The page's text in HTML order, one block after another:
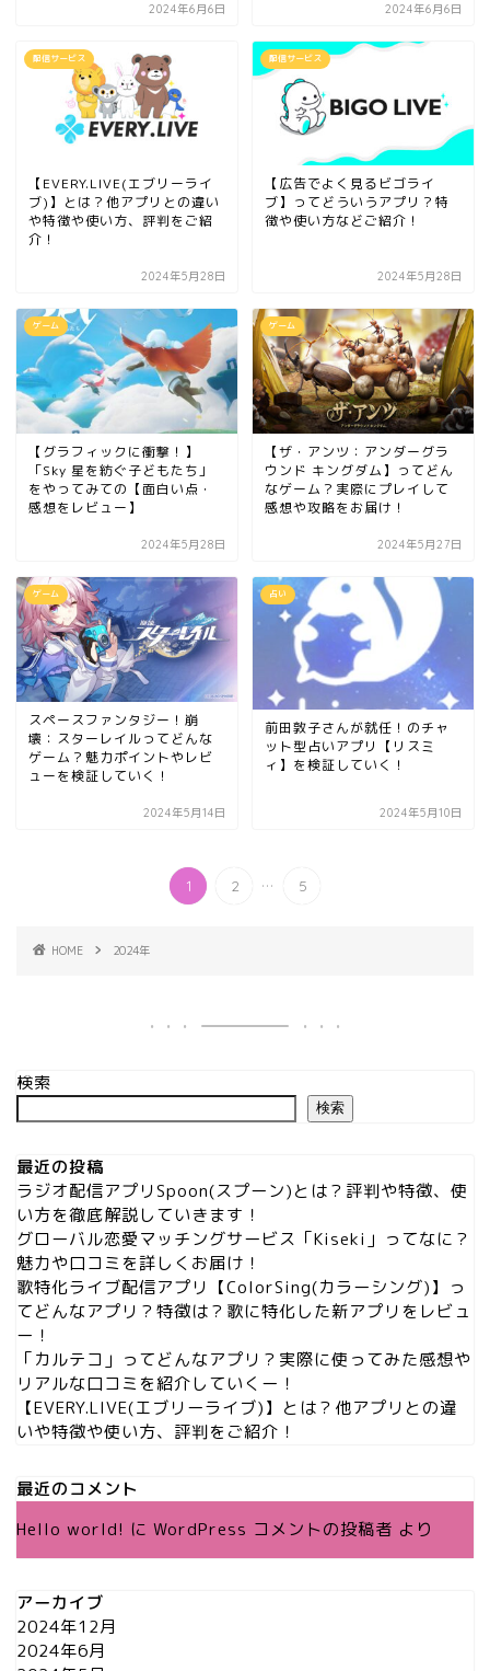
2024年6月6日 2024年6月6日
配信サービス
【EVERY.LIVE(エブリーライ
ブ)】とは？他アプリとの違い
や特徴や使い方、評判をご紹
介！
2024年5月28日
配信サービス
【広告でよく見るビゴライ
ブ】ってどういうアプリ？特
徴や使い方などご紹介！
2024年5月28日
ゲーム
【グラフィックに衝撃！】
「Sky 星を紡ぐ子どもたち」
をやってみての【面白い点・
感想をレビュー】
2024年5月28日
ゲーム
【ザ・アンツ：アンダーグラ
ウンド キングダム】ってどん
なゲーム？実際にプレイして
感想や攻略をお届け！
2024年5月27日
ゲーム
スペースファンタジー！崩
壊：スターレイルってどんな
ゲーム？魅力ポイントやレビ
ューを検証していく！
2024年5月14日
占い
前田敦子さんが就任！のチャ
ット型占いアプリ【リスミ
ィ】を検証していく！
2024年5月10日
1 2 ... 5
HOME 2024年
検索
検索
最近の投稿
ラジオ配信アプリSpoon(スプーン)とは？評判や特徴、使
い方を徹底解説していきます！
グローバル恋愛マッチングサービス「Kiseki」ってなに？
魅力や口コミを詳しくお届け！
歌特化ライブ配信アプリ【ColorSing(カラーシング)】っ
てどんなアプリ？特徴は？歌に特化した新アプリをレビュ
ー！
「カルテコ」ってどんなアプリ？実際に使ってみた感想や
リアルな口コミを紹介していくー！
【EVERY.LIVE(エブリーライブ)】とは？他アプリとの違
いや特徴や使い方、評判をご紹介！
最近のコメント
Hello world! に WordPress コメントの投稿者 より
アーカイブ
2024年12月
2024年6月